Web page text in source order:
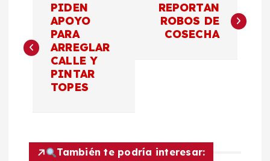
v
a
PIDEN
APOYO
PARA
ARREGLAR
CALLE Y
PINTAR
TOPES
REPORTAN
ROBOS DE
COSECHA
También te podría interesar: